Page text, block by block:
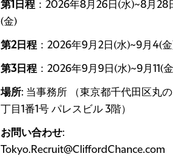
第1日程：2026年8月26日(水)~8月28
(金)
第2日程：2026年9月2日(水)~9月4(
第3日程：2026年9月9日(水)~9月11(
場所: 当事務所 （東京都千代田区丸の
丁目1番1号 パレスビル 3階）
お問い合わせ:
Tokyo.Recruit@CliffordChance.com